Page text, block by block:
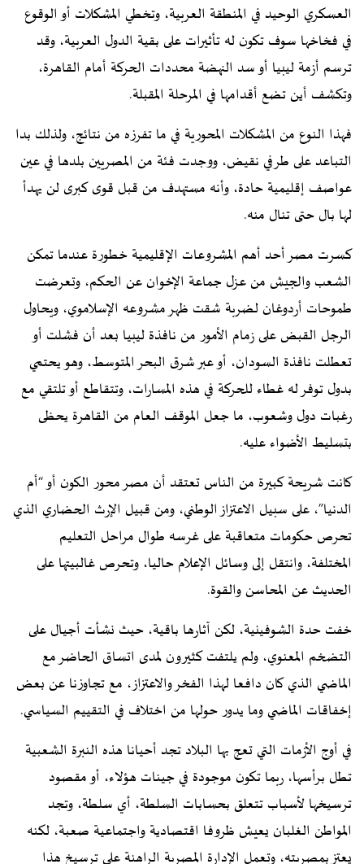
العسكري الوحيد في المنطقة العربية، وتخطي المشكلات أو الوقوع
في فخاخها سوف تكون له تأثيرات على بقية الدول العربية، وقد
ترسم أزمة ليبيا أو سد النهضة محددات الحركة أمام القاهرة،
وتكشف أين تضع أقدامها في المرحلة المقبلة.
فهذا النوع من المشكلات المحورية في ما تفرزه من نتائج، ولذلك بدا
التباعد على طرفي نقيض، ووجدت فئة من المصريين بلدها في عين
عواصف إقليمية حادة، وأنه مستهدف من قبل قوى كبرى لن يهدأ
لها بال حتى تنال منه.
كسرت مصر أحد أهم المشروعات الإقليمية خطورة عندما تمكن
الشعب والجيش من عزل جماعة الإخوان عن الحكم، وتعرضت
طموحات أردوغان لضربة شقت ظهر مشروعه الإسلاموي، ويحاول
الرجل القبض على زمام الأمور من نافذة ليبيا بعد أن فشلت أو
تعطلت نافذة السودان، أو عبر شرق البحر المتوسط، وهو يحتمي
بدول توفر له غطاء للحركة في هذه المسارات، وتتقاطع أو تلتقي مع
رغبات دول وشعوب، ما جعل الموقف العام من القاهرة يحظى
بتسليط الأضواء عليه.
كانت شريحة كبيرة من الناس تعتقد أن مصر محور الكون أو “أم
الدنيا”، على سبيل الاعتزاز الوطني، ومن قبيل الإرث الحضاري الذي
تحرص حكومات متعاقبة على غرسه طوال مراحل التعليم
المختلفة، وانتقل إلى وسائل الإعلام حاليا، وتحرص غالبيتها على
الحديث عن المحاسن والقوة.
خفت حدة الشوفينية، لكن آثارها باقية، حيث نشأت أجيال على
التضخم المعنوي، ولم يلتفت كثيرون لمدى اتساق الحاضر مع
الماضي الذي كان دافعا لهذا الفخر والاعتزاز، مع تجاوزنا عن بعض
إخفاقات الماضي وما يدور حولها من اختلاف في التقييم السياسي.
في أوج الأزمات التي تعج بها البلاد تجد أحيانا هذه النبرة الشعبية
تطل برأسها، ربما تكون موجودة في جينات هؤلاء، أو مقصود
ترسيخها لأسباب تتعلق بحسابات السلطة، أي سلطة، وتجد
المواطن الغلبان يعيش ظروفا اقتصادية واجتماعية صعبة، لكنه
يعتز بمصريته، وتعمل الإدارة المصرية الراهنة على ترسيخ هذا